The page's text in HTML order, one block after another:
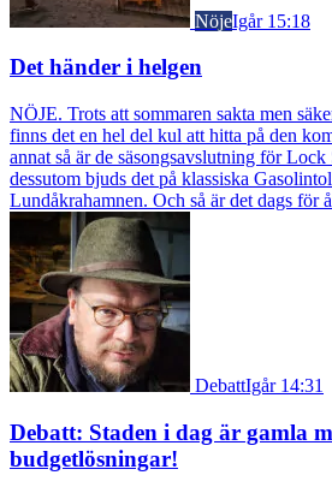
NöjeIgår 15:18
Det händer i helgen
NÖJE. Trots att sommaren sakta men
finns det en hel del kul att hitta på den
annat så är de säsongsavslutning för
dessutom bjuds det på klassiska
Lundåkrahamnen. Och så är det dags för
DebattIgår 14:31
Debatt: Staden i dag är gamla
budgetlösningar!